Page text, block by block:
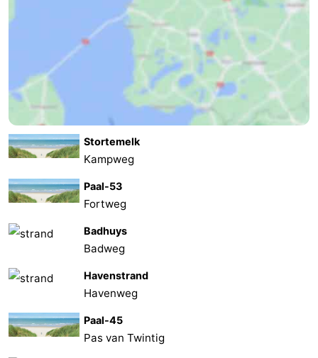
Stortemelk
Kampweg
Paal-53
Fortweg
Badhuys
Badweg
Havenstrand
Havenweg
Paal-45
Pas van Twintig